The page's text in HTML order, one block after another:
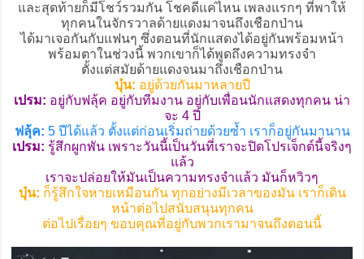
และสุดท้ายก็มีโชว์รวมกัน โชคดีแค่ไหน เพลงแรกๆ ที่พาให้
ทุกคนในจักรวาลด้ายแดงมาจนถึงเชือกป่าน
ได้มาเจอกันกับแฟนๆ ซึ่งตอนที่นักแสดงได้อยู่กันพร้อมหน้า
พร้อมตาในช่วงนี้ พวกเขาก็ได้พูดถึงความทรงจำ
ตั้งแต่สมัยด้ายแดงจนมาถึงเชือกป่าน
บุ๋น: อยู่ด้วยกันมาหลายปี
เปรม: อยู่กับฟลุ้ค อยู่กับทีมงาน อยู่กับเพื่อนนักแสดงทุกคน น่า
จะ 4 ปี
ฟลุ้ค: 5 ปีได้แล้ว ตั้งแต่ก่อนเริ่มถ่ายด้วยซ้ำ เราก็อยู่กันมานาน
เปรม: รู้สึกผูกพัน เพราะวันนี้เป็นวันที่เราจะปิดโปรเจ็กต์นี้จริงๆ
แล้ว
เราจะปล่อยให้มันเป็นความทรงจำแล้ว มันก็หวิวๆ
บุ๋น: ก็รู้สึกใจหายเหมือนกัน ทุกอย่างมีเวลาของมัน เราก็เดิน
หน้าต่อไปสนับสนุนทุกคน
ต่อไปเรื่อยๆ ขอบคุณที่อยู่กับพวกเรามาจนถึงตอนนี้